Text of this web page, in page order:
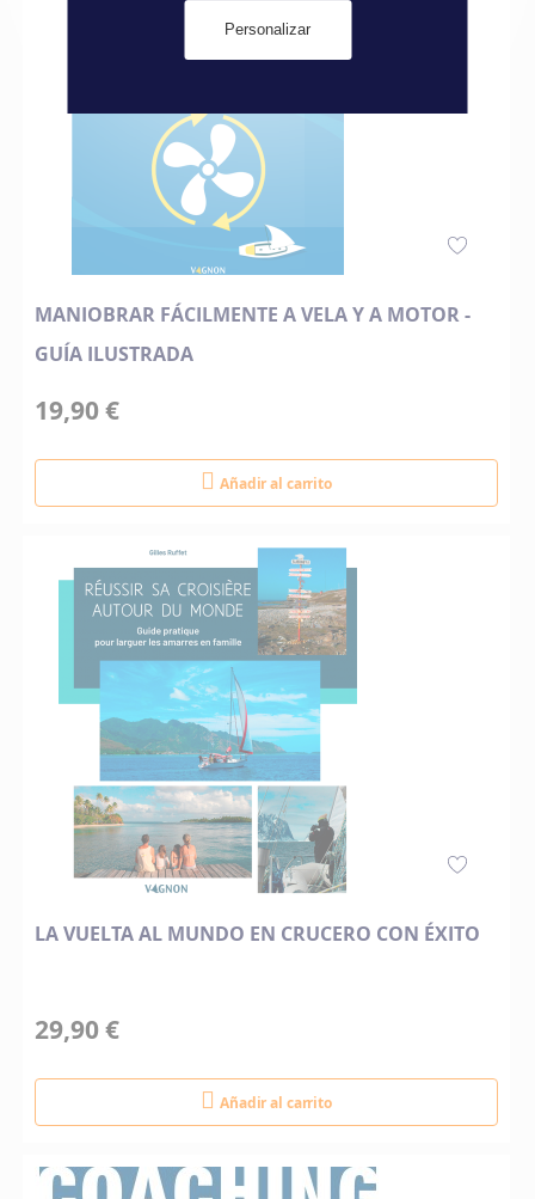
MANIOBRAR FÁCILMENTE A VELA Y A MOTOR -
GUÍA ILUSTRADA
19,90 €
Añadir al carrito
LA VUELTA AL MUNDO EN CRUCERO CON ÉXITO
29,90 €
Añadir al carrito
Personalizar